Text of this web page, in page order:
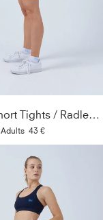
Tennis Short Tights / Radlerhose, navy blau
Adults 43 €